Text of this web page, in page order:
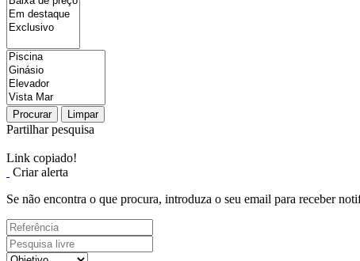
Procurar Limpar
Partilhar pesquisa
Link copiado!
Criar alerta
Se não encontra o que procura, introduza o seu email para receber